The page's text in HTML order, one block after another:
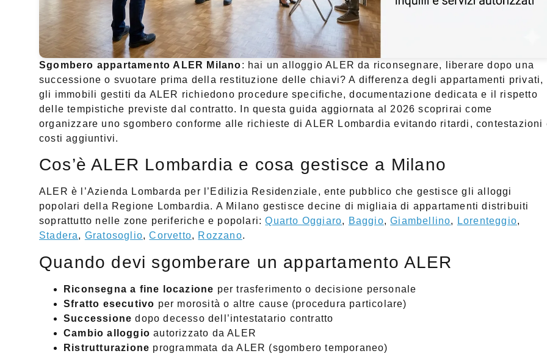
Sgombero appartamento ALER Milano: hai un alloggio ALER da riconsegnare, liberare dopo una
successione o svuotare prima della restituzione delle chiavi? A differenza degli appartamenti privati,
gli immobili gestiti da ALER richiedono procedure specifiche, documentazione dedicata e il rispetto
delle tempistiche previste dal contratto. In questa guida aggiornata al 2026 scoprirai come
organizzare uno sgombero conforme alle richieste di ALER Lombardia evitando ritardi, contestazioni
costi aggiuntivi.
Cos’è ALER Lombardia e cosa gestisce a Milano
ALER è l’Azienda Lombarda per l’Edilizia Residenziale, ente pubblico che gestisce gli alloggi
popolari della Regione Lombardia. A Milano gestisce decine di migliaia di appartamenti distribuiti
soprattutto nelle zone periferiche e popolari:Quarto Oggiaro, Baggio,Giambellino, Lorenteggio,
Stadera, Gratosoglio,Corvetto, Rozzano.
Quando devi sgomberare un appartamento ALER
Riconsegna a fine locazione per trasferimento o decisione personale
Sfratto esecutivo per morosità o altre cause (procedura particolare)
Successione dopo decesso dell’intestatario contratto
Cambio alloggio autorizzato da ALER
Ristrutturazione programmata da ALER (sgombero temporaneo)